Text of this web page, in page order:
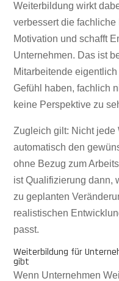
Weiterbildung wirkt
verbessert die
Motivation und schafft
Unternehmen. Das ist
Mitarbeitende
Gefühl haben, fachlich
keine Perspektive zu
Zugleich gilt: Nicht jede
automatisch den
ohne Bezug zum
ist Qualifizierung dann,
zu geplanten
realistischen
passt.
Weiterbildung für
gibt
Wenn Unternehmen